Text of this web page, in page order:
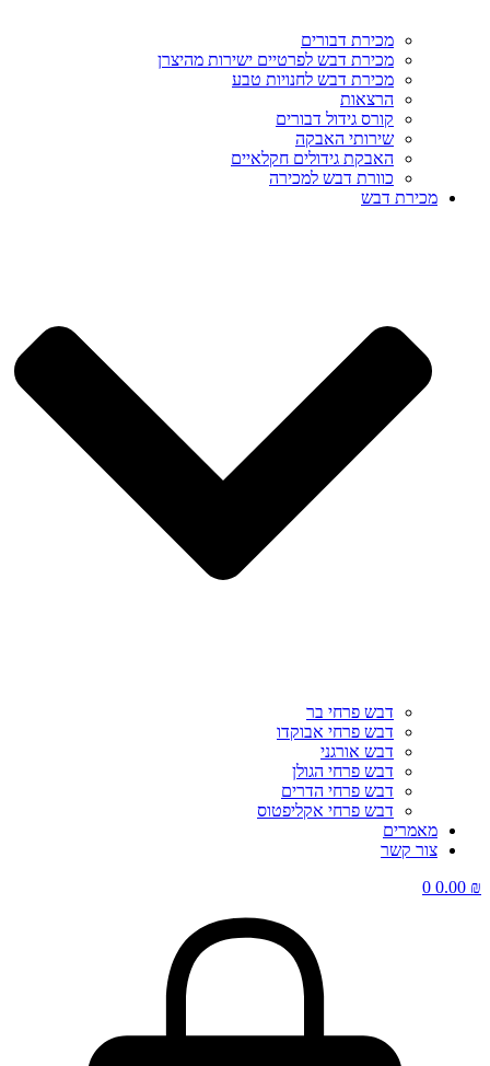
מכירת דבורים
מכירת דבש לפרטיים ישירות מהיצרן
מכירת דבש לחנויות טבע
הרצאות
קורס גידול דבורים
שירותי האבקה
האבקת גידולים חקלאיים
כוורת דבש למכירה
מכירת דבש
דבש פרחי בר
דבש פרחי אבוקדו
דבש אורגני
דבש פרחי הגולן
דבש פרחי הדרים
דבש פרחי אקליפטוס
מאמרים
צור קשר
0.00 ₪
0